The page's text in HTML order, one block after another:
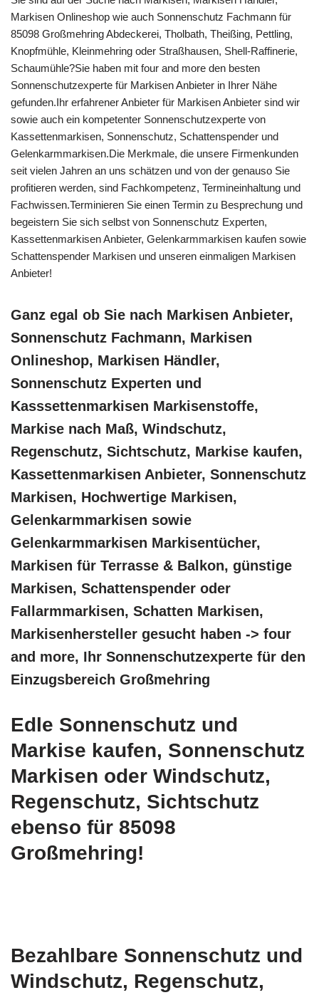
Markisen Onlineshop wie auch Sonnenschutz Fachmann für
85098 Großmehring Abdeckerei, Tholbath, Theißing, Pettling,
Knopfmühle, Kleinmehring oder Straßhausen, Shell-Raffinerie,
Schaumühle?Sie haben mit four and more den besten
Sonnenschutzexperte für Markisen Anbieter in Ihrer Nähe
gefunden.Ihr erfahrener Anbieter für Markisen Anbieter sind wir
sowie auch ein kompetenter Sonnenschutzexperte von
Kassettenmarkisen, Sonnenschutz, Schattenspender und
Gelenkarmmarkisen.Die Merkmale, die unsere Firmenkunden
seit vielen Jahren an uns schätzen und von der genauso Sie
profitieren werden, sind Fachkompetenz, Termineinhaltung und
Fachwissen.Terminieren Sie einen Termin zu Besprechung und
begeistern Sie sich selbst von Sonnenschutz Experten,
Kassettenmarkisen Anbieter, Gelenkarmmarkisen kaufen sowie
Schattenspender Markisen und unseren einmaligen Markisen
Anbieter!
Ganz egal ob Sie nach Markisen Anbieter,
Sonnenschutz Fachmann, Markisen
Onlineshop, Markisen Händler,
Sonnenschutz Experten und
Kasssettenmarkisen Markisenstoffe,
Markise nach Maß, Windschutz,
Regenschutz, Sichtschutz, Markise kaufen,
Kassettenmarkisen Anbieter, Sonnenschutz
Markisen, Hochwertige Markisen,
Gelenkarmmarkisen sowie
Gelenkarmmarkisen Markisentücher,
Markisen für Terrasse & Balkon, günstige
Markisen, Schattenspender oder
Fallarmmarkisen, Schatten Markisen,
Markisenhersteller gesucht haben -> four
and more, Ihr Sonnenschutzexperte für den
Einzugsbereich Großmehring
Edle Sonnenschutz und
Markise kaufen, Sonnenschutz
Markisen oder Windschutz,
Regenschutz, Sichtschutz
ebenso für 85098
Großmehring!
Bezahlbare Sonnenschutz und
Windschutz, Regenschutz,